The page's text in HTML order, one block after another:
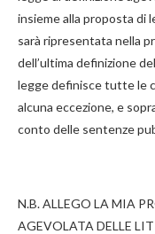
insieme alla proposta di
sarà ripresentata nella
dell’ultima definizione
legge definisce tutte le
alcuna eccezione, e
conto delle sentenze
N.B. ALLEGO LA MIA
AGEVOLATA DELLE